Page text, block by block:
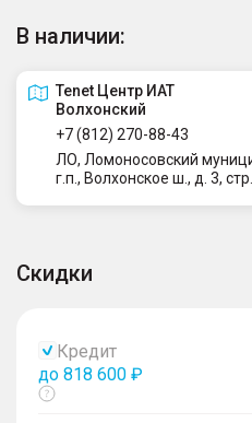
В наличии:
Tenet Центр ИАТ
Волхонский
+7 (812) 270-88-43
ЛО, Ломоносовский
г.п., Волхонское ш., д. 3,
Скидки
Кредит
до 818 600 ₽
Показать